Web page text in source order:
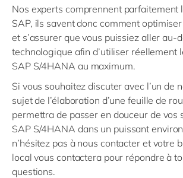
Nos experts comprennent parfaitement
SAP, ils savent donc comment
et s’assurer que vous puissiez aller au-
technologique afin d’utiliser réellement
SAP S/4HANA au maximum.
Si vous souhaitez discuter avec l’un de
sujet de l’élaboration d’une feuille de
permettra de passer en douceur de vos
SAP S/4HANA dans un puissant
n’hésitez pas à nous contacter et votre
local vous contactera pour répondre à
questions.